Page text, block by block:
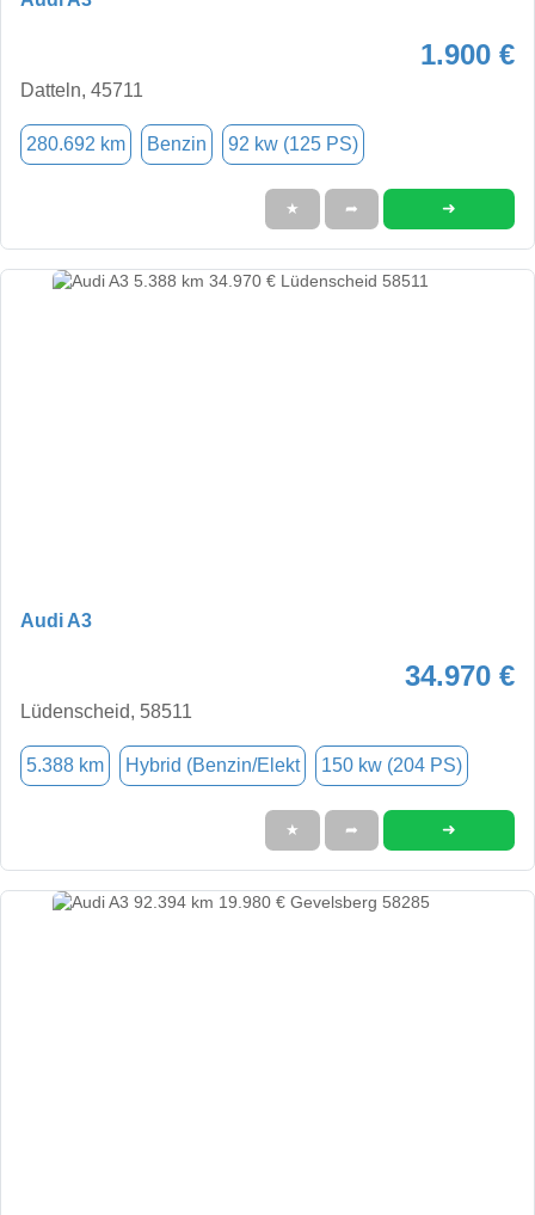
1.900 €
Datteln, 45711
280.692 km Benzin 92 kw (125 PS)
★ ➦ ➜
Audi A3
34.970 €
Lüdenscheid, 58511
5.388 km Hybrid (Benzin/Elekt 150 kw (204 PS)
★ ➦ ➜